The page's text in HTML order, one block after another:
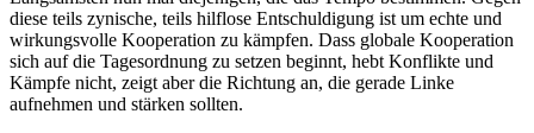
diese teils zynische, teils hilflose Entschuldigung ist um echte und
wirkungsvolle Kooperation zu kämpfen. Dass globale Kooperation
sich auf die Tagesordnung zu setzen beginnt, hebt Konflikte und
Kämpfe nicht, zeigt aber die Richtung an, die gerade Linke
aufnehmen und stärken sollten.